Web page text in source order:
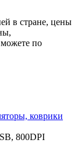
в стране, цены
по
коврики
800DPI